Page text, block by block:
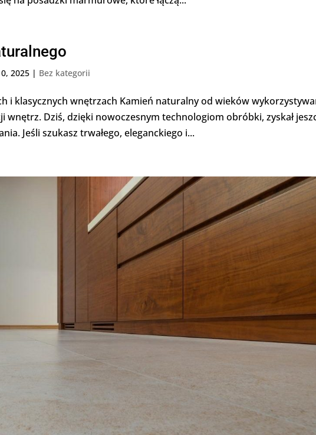
2025 | Bez kategorii
i klasycznych wnętrzach Kamień naturalny od wieków
wnętrz. Dziś, dzięki nowoczesnym technologiom obróbki, zyskał
Jeśli szukasz trwałego, eleganckiego i...